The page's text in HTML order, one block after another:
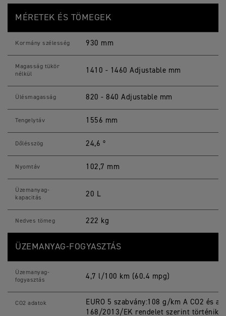
MÉRETEK ÉS TÖMEGEK
Kormány szélesség 930 mm
Magasság tükör
nélkül
1410 - 1460 Adjustable mm
Ülésmagasság 820 - 840 Adjustable mm
Tengelytáv 1556 mm
Dőlésszög 24,6 º
Nyomtáv 102,7 mm
Üzemanyag-
kapacitás
20 L
Nedves tömeg 222 kg
ÜZEMANYAG-FOGYASZTÁS
Üzemanyag-
fogyasztás
4,7 l/100 km (60.4 mpg)
CO2 adatok
EURO 5 szabvány:108 g/km A CO2 és
168/2013/EK rendelet szerint történik.